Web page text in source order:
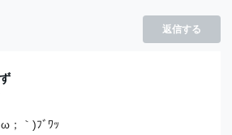
返信する
；｀)ﾌﾞﾜｯ